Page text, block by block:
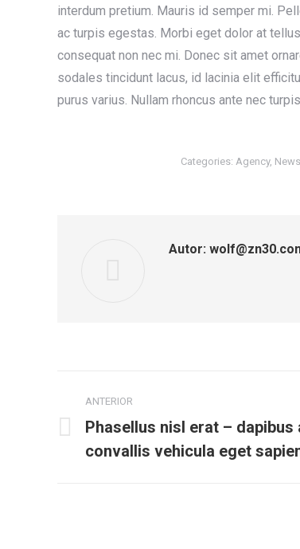
interdum pretium. Mauris id semper mi.
ac turpis egestas. Morbi eget dolor at
consequat non nec mi. Donec sit amet
sodales tincidunt lacus, id lacinia elit
purus varius. Nullam rhoncus ante nec
Categories: Agency, News
Autor:
de
post:
ANTERIOR
Post
anterior:
Phasellus nisl erat – dapibus
convallis vehicula eget